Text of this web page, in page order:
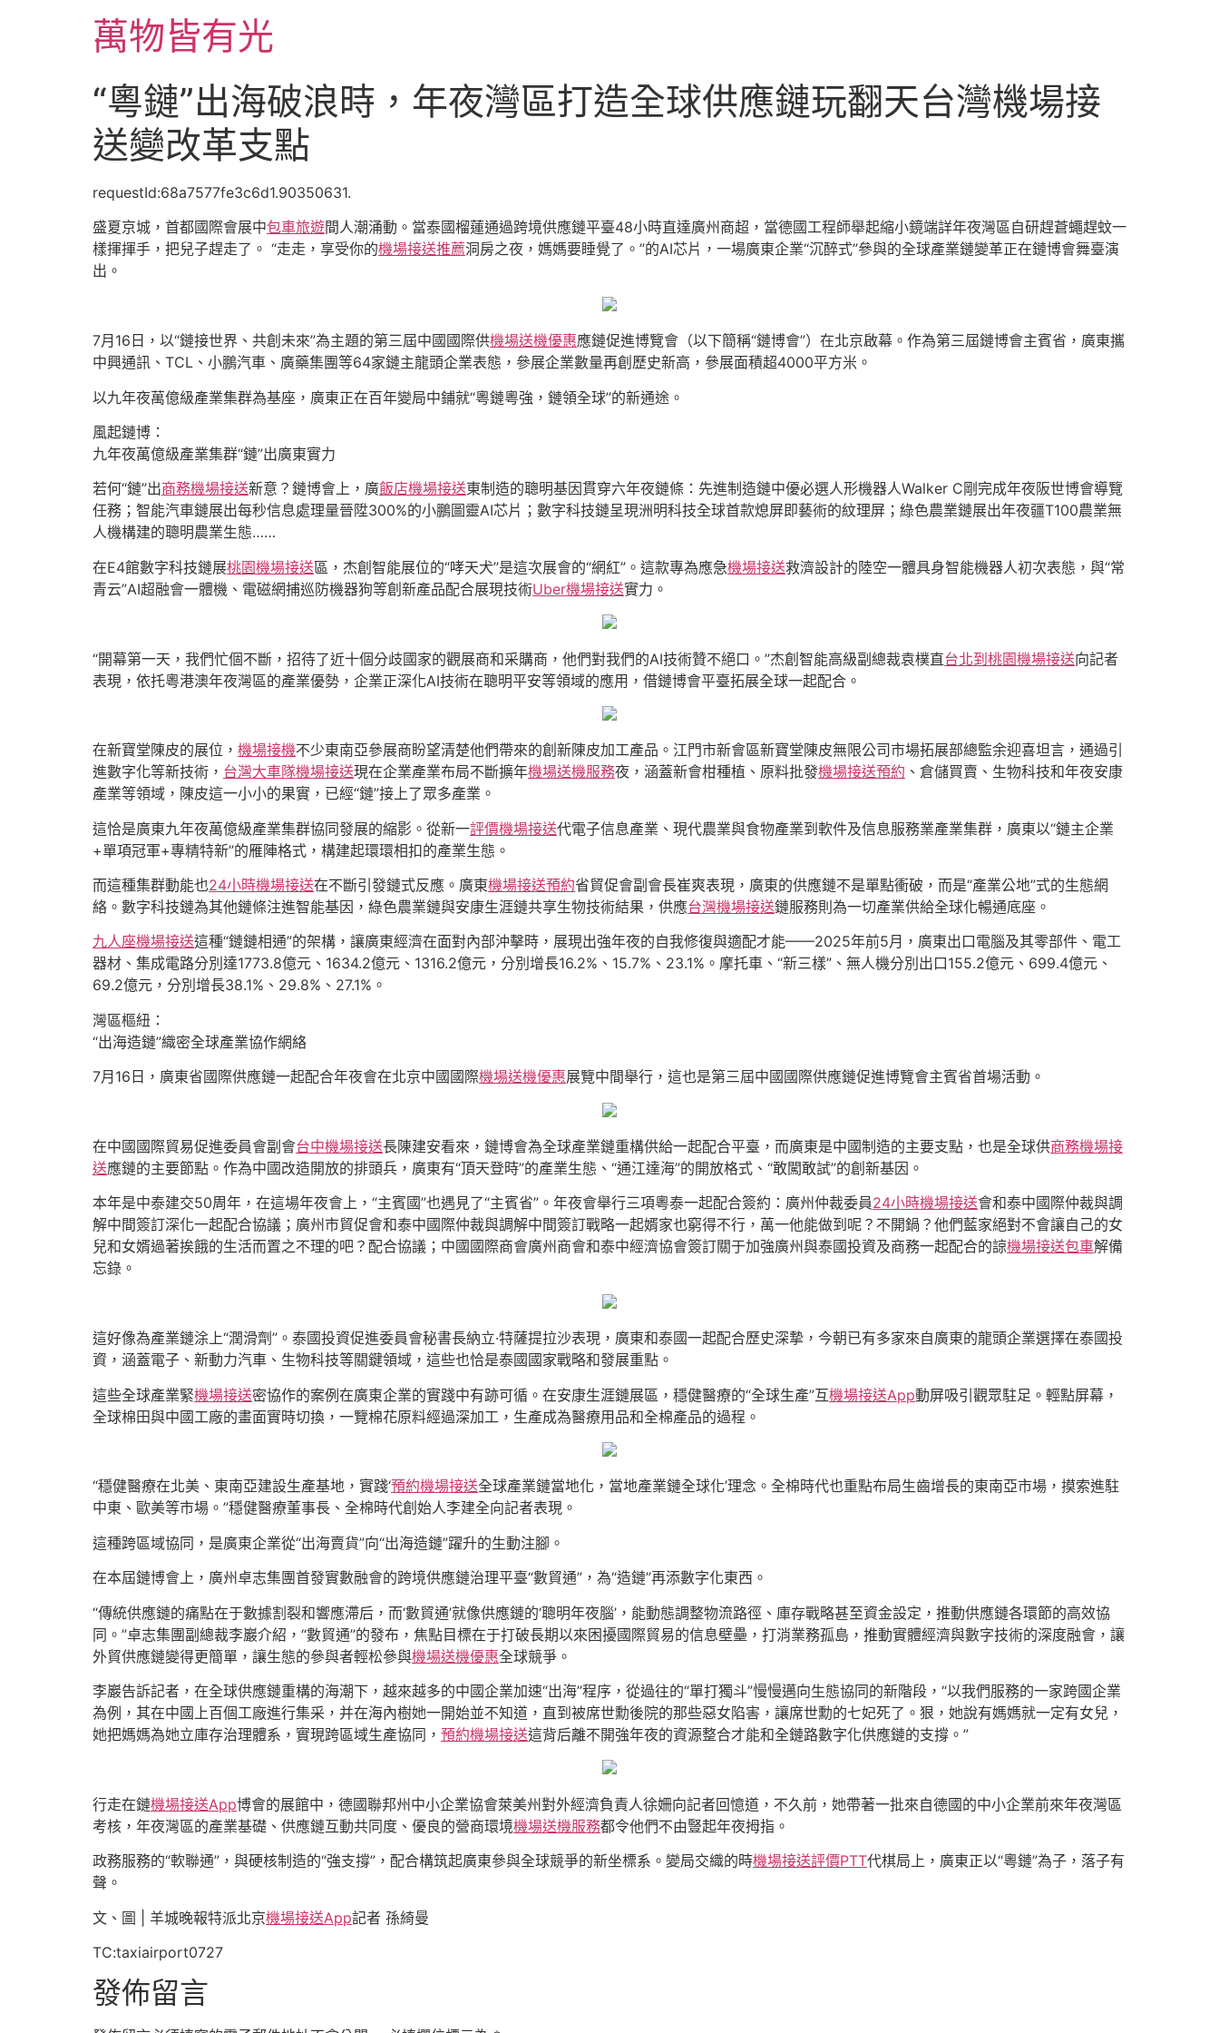
萬物皆有光
“粵鏈”出海破浪時，年夜灣區打造全球供應鏈玩翻天台灣機場接
送變改革支點
requestId:68a7577fe3c6d1.90350631.
盛夏京城，首都國際會展中包車旅遊間人潮涌動。當泰國榴蓮通過跨境供應鏈平臺48小時直達廣州商超，當德國工程師舉起縮小鏡端詳年夜灣區自研趕蒼蠅趕蚊一
樣揮揮手，把兒子趕走了。 “走走，享受你的機場接送推薦洞房之夜，媽媽要睡覺了。”的AI芯片，一場廣東企業“沉醉式”參與的全球產業鏈變革正在鏈博會舞臺演
出。
7月16日，以“鏈接世界、共創未來”為主題的第三屆中國國際供機場送機優惠應鏈促進博覽會（以下簡稱“鏈博會”）在北京啟幕。作為第三屆鏈博會主賓省，廣東攜
中興通訊、TCL、小鵬汽車、廣藥集團等64家鏈主龍頭企業表態，參展企業數量再創歷史新高，參展面積超4000平方米。
以九年夜萬億級產業集群為基座，廣東正在百年變局中鋪就“粵鏈粵強，鏈領全球”的新通途。
風起鏈博：
九年夜萬億級產業集群“鏈”出廣東實力
若何“鏈”出商務機場接送新意？鏈博會上，廣飯店機場接送東制造的聰明基因貫穿六年夜鏈條：先進制造鏈中優必選人形機器人Walker C剛完成年夜阪世博會導覽
任務；智能汽車鏈展出每秒信息處理量晉陞300%的小鵬圖靈AI芯片；數字科技鏈呈現洲明科技全球首款熄屏即藝術的紋理屏；綠色農業鏈展出年夜疆T100農業無
人機構建的聰明農業生態……
在E4館數字科技鏈展桃園機場接送區，杰創智能展位的“哮天犬”是這次展會的“網紅”。這款專為應急機場接送救濟設計的陸空一體具身智能機器人初次表態，與“常
青云”AI超融會一體機、電磁網捕巡防機器狗等創新產品配合展現技術Uber機場接送實力。
“開幕第一天，我們忙個不斷，招待了近十個分歧國家的觀展商和采購商，他們對我們的AI技術贊不絕口。”杰創智能高級副總裁袁樸直台北到桃園機場接送向記者
表現，依托粵港澳年夜灣區的產業優勢，企業正深化AI技術在聰明平安等領域的應用，借鏈博會平臺拓展全球一起配合。
在新寶堂陳皮的展位， 機場接機不少東南亞參展商盼望清楚他們帶來的創新陳皮加工產品。江門市新會區新寶堂陳皮無限公司市場拓展部總監余迎喜坦言，通過引
進數字化等新技術， 台灣大車隊機場接送現在企業產業布局不斷擴年機場送機服務夜，涵蓋新會柑種植、原料批發機場接送預約 、倉儲買賣、生物科技和年夜安康
產業等領域，陳皮這一小小的果實，已經“鏈”接上了眾多產業。
這恰是廣東九年夜萬億級產業集群協同發展的縮影。從新一評價機場接送代電子信息產業、現代農業與食物產業到軟件及信息服務業產業集群，廣東以“鏈主企業
+單項冠軍+專精特新”的雁陣格式，構建起環環相扣的產業生態。
而這種集群動能也24小時機場接送在不斷引發鏈式反應。廣東機場接送預約省貿促會副會長崔爽表現，廣東的供應鏈不是單點衝破，而是“產業公地”式的生態網
絡。數字科技鏈為其他鏈條注進智能基因，綠色農業鏈與安康生涯鏈共享生物技術結果，供應台灣機場接送鏈服務則為一切產業供給全球化暢通底座。
九人座機場接送這種“鏈鏈相通”的架構，讓廣東經濟在面對內部沖擊時，展現出強年夜的自我修復與適配才能——2025年前5月，廣東出口電腦及其零部件、電工
器材、集成電路分別達1773.8億元、1634.2億元、1316.2億元，分別增長16.2%、15.7%、23.1%。摩托車、“新三樣”、無人機分別出口155.2億元、699.4億元、
69.2億元，分別增長38.1%、29.8%、27.1%。
灣區樞紐：
“出海造鏈”織密全球產業協作網絡
7月16日，廣東省國際供應鏈一起配合年夜會在北京中國國際機場送機優惠展覽中間舉行，這也是第三屆中國國際供應鏈促進博覽會主賓省首場活動。
在中國國際貿易促進委員會副會台中機場接送長陳建安看來，鏈博會為全球產業鏈重構供給一起配合平臺，而廣東是中國制造的主要支點，也是全球供商務機場接
送應鏈的主要節點。作為中國改造開放的排頭兵，廣東有“頂天登時”的產業生態、“通江達海”的開放格式、“敢闖敢試”的創新基因。
本年是中泰建交50周年，在這場年夜會上，“主賓國”也遇見了“主賓省”。年夜會舉行三項粵泰一起配合簽約：廣州仲裁委員24小時機場接送會和泰中國際仲裁與調
解中間簽訂深化一起配合協議；廣州市貿促會和泰中國際仲裁與調解中間簽訂戰略一起婿家也窮得不行，萬一他能做到呢？不開鍋？他們藍家絕對不會讓自己的女
兒和女婿過著挨餓的生活而置之不理的吧？配合協議；中國國際商會廣州商會和泰中經濟協會簽訂關于加強廣州與泰國投資及商務一起配合的諒機場接送包車解備
忘錄。
這好像為產業鏈涂上“潤滑劑”。泰國投資促進委員會秘書長納立·特薩提拉沙表現，廣東和泰國一起配合歷史深摯，今朝已有多家來自廣東的龍頭企業選擇在泰國投
資，涵蓋電子、新動力汽車、生物科技等關鍵領域，這些也恰是泰國國家戰略和發展重點。
這些全球產業緊機場接送密協作的案例在廣東企業的實踐中有跡可循。在安康生涯鏈展區，穩健醫療的“全球生產”互機場接送App動屏吸引觀眾駐足。輕點屏幕，
全球棉田與中國工廠的畫面實時切換，一覽棉花原料經過深加工，生產成為醫療用品和全棉產品的過程。
“穩健醫療在北美、東南亞建設生產基地，實踐‘預約機場接送全球產業鏈當地化，當地產業鏈全球化’理念。全棉時代也重點布局生齒增長的東南亞市場，摸索進駐
中東、歐美等市場。”穩健醫療董事長、全棉時代創始人李建全向記者表現。
這種跨區域協同，是廣東企業從“出海賣貨”向“出海造鏈”躍升的生動注腳。
在本屆鏈博會上，廣州卓志集團首發實數融會的跨境供應鏈治理平臺“數貿通”，為“造鏈”再添數字化東西。
“傳統供應鏈的痛點在于數據割裂和響應滯后，而‘數貿通’就像供應鏈的‘聰明年夜腦’，能動態調整物流路徑、庫存戰略甚至資金設定，推動供應鏈各環節的高效協
同。”卓志集團副總裁李巖介紹，“數貿通”的發布，焦點目標在于打破長期以來困擾國際貿易的信息壁壘，打消業務孤島，推動實體經濟與數字技術的深度融會，讓
外貿供應鏈變得更簡單，讓生態的參與者輕松參與機場送機優惠全球競爭。
李巖告訴記者，在全球供應鏈重構的海潮下，越來越多的中國企業加速“出海”程序，從過往的“單打獨斗”慢慢邁向生態協同的新階段，“以我們服務的一家跨國企業
為例，其在中國上百個工廠進行集采，并在海內樹她一開始並不知道，直到被席世勳後院的那些惡女陷害，讓席世勳的七妃死了。狠，她說有媽媽就一定有女兒，
她把媽媽為她立庫存治理體系，實現跨區域生產協同， 預約機場接送這背后離不開強年夜的資源整合才能和全鏈路數字化供應鏈的支撐。”
行走在鏈機場接送App博會的展館中，德國聯邦州中小企業協會萊美州對外經濟負責人徐姍向記者回憶道，不久前，她帶著一批來自德國的中小企業前來年夜灣區
考核，年夜灣區的產業基礎、供應鏈互動共同度、優良的營商環境機場送機服務都令他們不由豎起年夜拇指。
政務服務的“軟聯通”，與硬核制造的“強支撐”，配合構筑起廣東參與全球競爭的新坐標系。變局交織的時機場接送評價PTT代棋局上，廣東正以“粵鏈”為子，落子有
聲。
文、圖 | 羊城晚報特派北京機場接送App記者 孫綺曼
TC:taxiairport0727
發佈留言